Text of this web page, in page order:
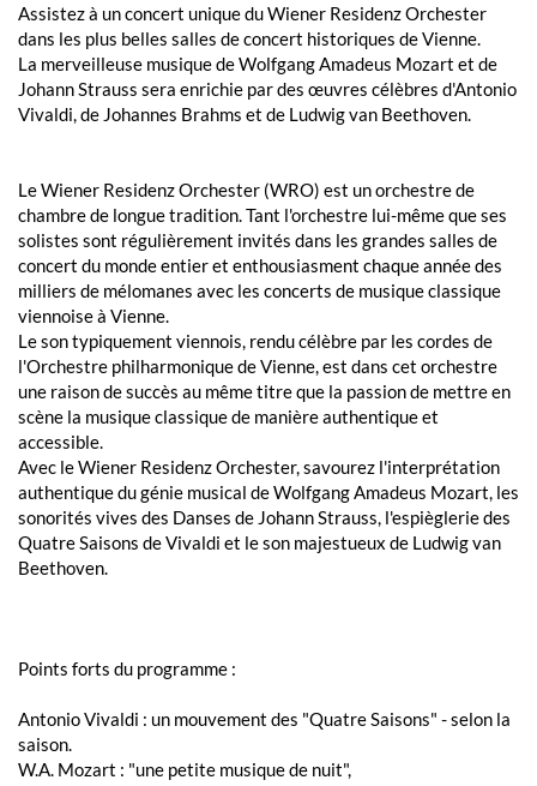
Assistez à un concert unique du Wiener Residenz Orchester
dans les plus belles salles de concert historiques de Vienne.
La merveilleuse musique de Wolfgang Amadeus Mozart et de
Johann Strauss sera enrichie par des œuvres célèbres d'Antonio
Vivaldi, de Johannes Brahms et de Ludwig van Beethoven.
Le Wiener Residenz Orchester (WRO) est un orchestre de
chambre de longue tradition. Tant l'orchestre lui-même que ses
solistes sont régulièrement invités dans les grandes salles de
concert du monde entier et enthousiasment chaque année des
milliers de mélomanes avec les concerts de musique classique
viennoise à Vienne.
Le son typiquement viennois, rendu célèbre par les cordes de
l'Orchestre philharmonique de Vienne, est dans cet orchestre
une raison de succès au même titre que la passion de mettre en
scène la musique classique de manière authentique et
accessible.
Avec le Wiener Residenz Orchester, savourez l'interprétation
authentique du génie musical de Wolfgang Amadeus Mozart, les
sonorités vives des Danses de Johann Strauss, l'espièglerie des
Quatre Saisons de Vivaldi et le son majestueux de Ludwig van
Beethoven.
Points forts du programme :
Antonio Vivaldi : un mouvement des "Quatre Saisons" - selon la
saison.
W.A. Mozart : "une petite musique de nuit",